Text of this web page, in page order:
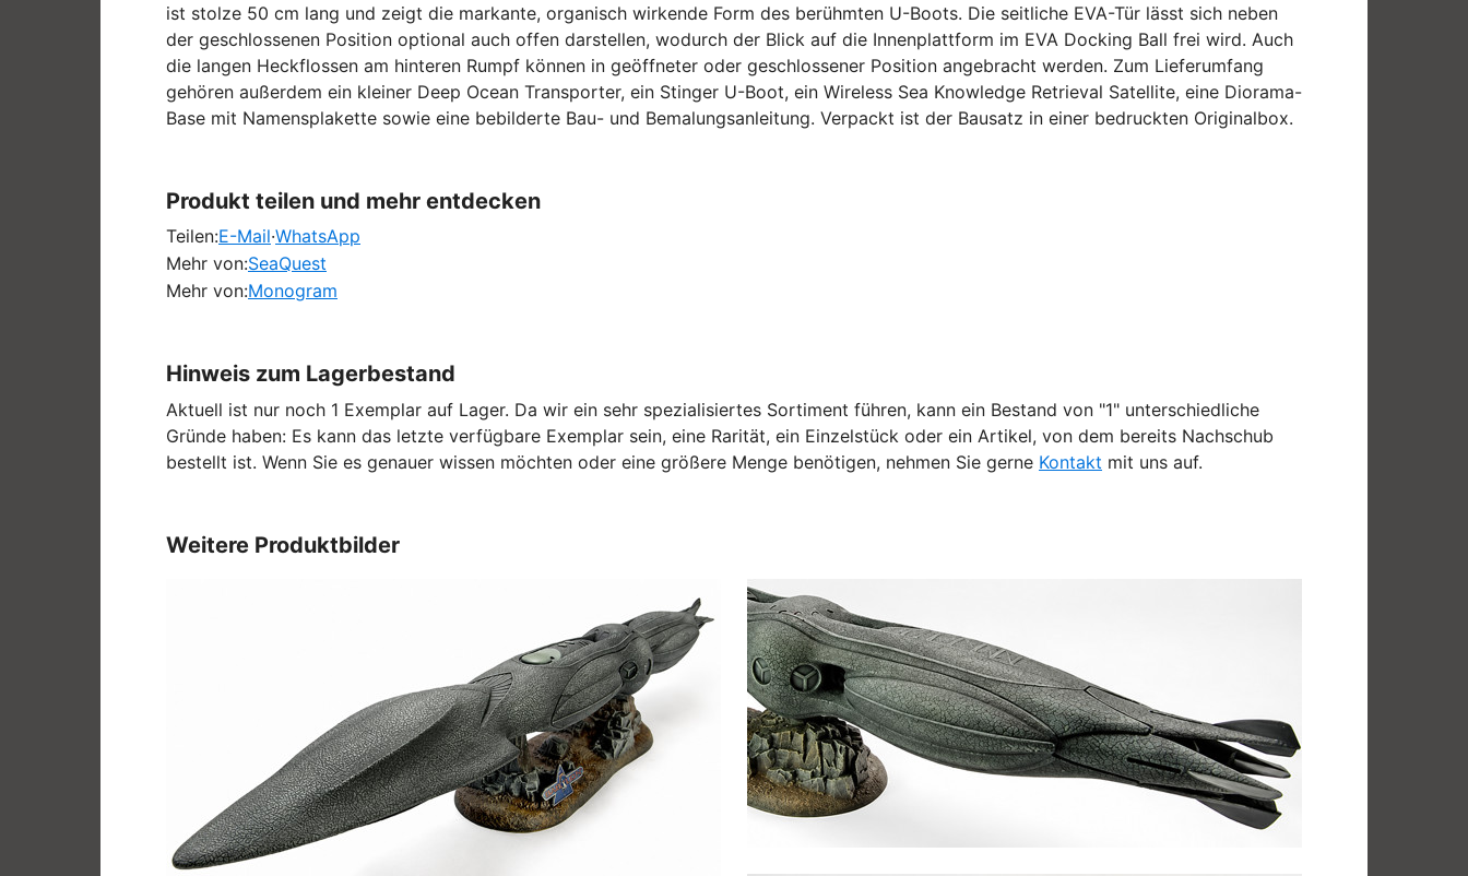
ist stolze 50 cm lang und zeigt die markante, organisch wirkende Form des berühmten U-Boots. Die seitliche EVA-Tür lässt sich neben
der geschlossenen Position optional auch offen darstellen, wodurch der Blick auf die Innenplattform im EVA Docking Ball frei wird. Auch
die langen Heckflossen am hinteren Rumpf können in geöffneter oder geschlossener Position angebracht werden. Zum Lieferumfang
gehören außerdem ein kleiner Deep Ocean Transporter, ein Stinger U-Boot, ein Wireless Sea Knowledge Retrieval Satellite, eine Diorama-
Base mit Namensplakette sowie eine bebilderte Bau- und Bemalungsanleitung. Verpackt ist der Bausatz in einer bedruckten Originalbox.
Produkt teilen und mehr entdecken
Teilen:E-Mail·WhatsApp
Mehr von:SeaQuest
Mehr von:Monogram
Hinweis zum Lagerbestand
Aktuell ist nur noch 1 Exemplar auf Lager. Da wir ein sehr spezialisiertes Sortiment führen, kann ein Bestand von "1" unterschiedliche
Gründe haben: Es kann das letzte verfügbare Exemplar sein, eine Rarität, ein Einzelstück oder ein Artikel, von dem bereits Nachschub
bestellt ist. Wenn Sie es genauer wissen möchten oder eine größere Menge benötigen, nehmen Sie gerne Kontakt mit uns auf.
Weitere Produktbilder